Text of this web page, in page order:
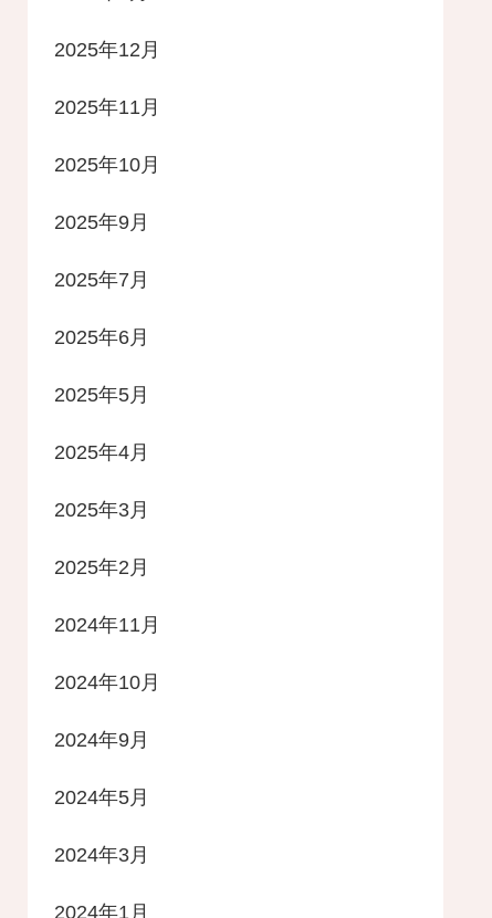
2025年12月
2025年11月
2025年10月
2025年9月
2025年7月
2025年6月
2025年5月
2025年4月
2025年3月
2025年2月
2024年11月
2024年10月
2024年9月
2024年5月
2024年3月
2024年1月